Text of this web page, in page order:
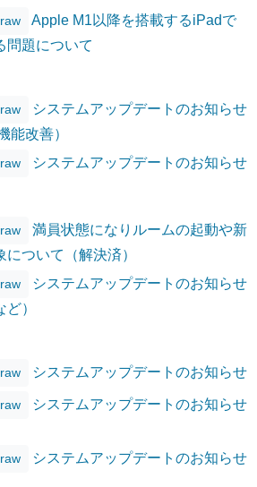
Apple M1以降を搭載するiPadで
問題について
システムアップデートのお知らせ
能改善）
システムアップデートのお知らせ
満員状態になりルームの起動や新
ついて（解決済）
システムアップデートのお知らせ
）
システムアップデートのお知らせ
システムアップデートのお知らせ
システムアップデートのお知らせ